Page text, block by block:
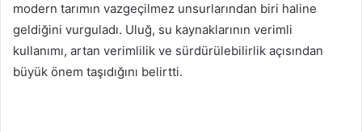
modern tarımın vazgeçilmez unsurlarından biri haline
geldiğini vurguladı. Uluğ, su kaynaklarının verimli
kullanımı, artan verimlilik ve sürdürülebilirlik açısından
büyük önem taşıdığını belirtti.